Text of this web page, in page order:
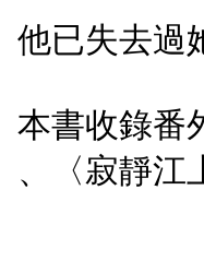
失去過她
收錄番外
、〈寂靜江